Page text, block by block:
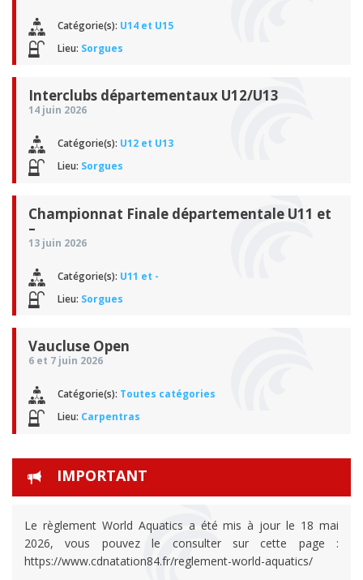
Catégorie(s): U14 et U15
Lieu: Sorgues
Interclubs départementaux U12/U13
14 juin 2026
Catégorie(s): U12 et U13
Lieu: Sorgues
Championnat Finale départementale U11 et
–
13 juin 2026
Catégorie(s): U11 et -
Lieu: Sorgues
Vaucluse Open
6 et 7 juin 2026
Catégorie(s): Toutes catégories
Lieu: Carpentras
IMPORTANT
Le règlement World Aquatics a été mis à jour le 18 mai
2026, vous pouvez le consulter sur cette page :
https://www.cdnatation84.fr/reglement-world-aquatics/